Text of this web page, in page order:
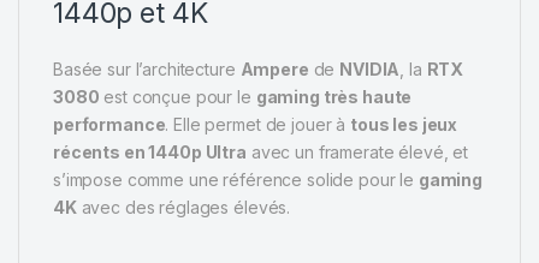
1440p et 4K
Basée sur l’architecture Ampere de NVIDIA , la RTX
3080 est conçue pour le gaming très haute
performance. Elle permet de jouer à tous les jeux
récents en 1440p Ultra avec un framerate élevé, et
s’impose comme une référence solide pour le gaming
4Kavec des réglages élevés.